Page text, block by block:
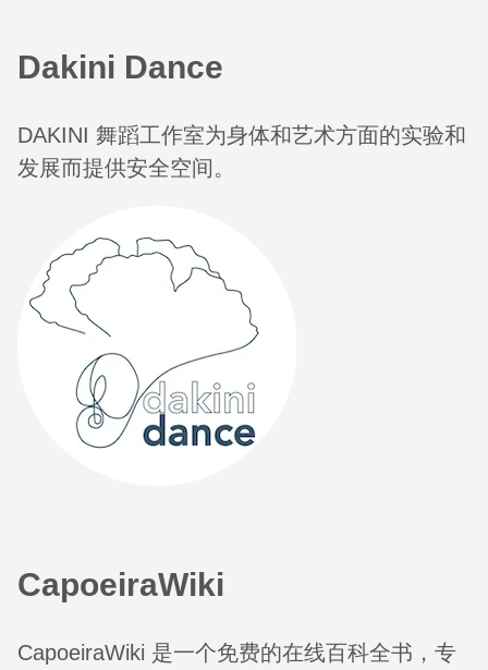
Dakini Dance
DAKINI 舞蹈工作室为身体和艺术方面的实验和
发展而提供安全空间。
CapoeiraWiki
CapoeiraWiki 是一个免费的在线百科全书，专